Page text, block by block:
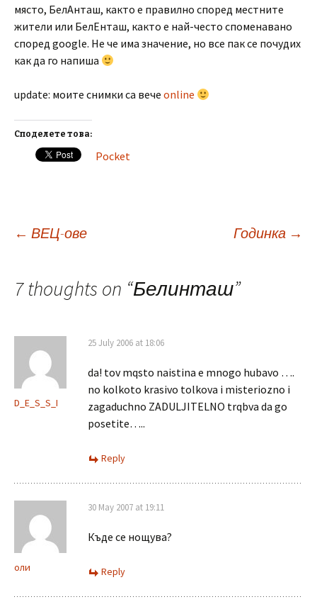
място, БелАнташ, както е правилно според местните
жители или БелЕнташ, както е най-често споменавано
според google. Не че има значение, но все пак се почудих
как да го напиша
update: моите снимки са вече online
Споделете това:
Pocket
Post
navigation
← ВЕЦ-ове Годинка →
7 thoughts on “Белинташ”
D_E_S_S_I
25 July 2006 at 18:06
da! tov mqsto naistina e mnogo hubavo ….
no kolkoto krasivo tolkova i misteriozno i
zagaduchno ZADULJITELNO trqbva da go
posetite…..
Reply
оли
30 May 2007 at 19:11
Къде се нощува?
Reply